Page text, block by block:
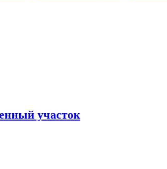
участок